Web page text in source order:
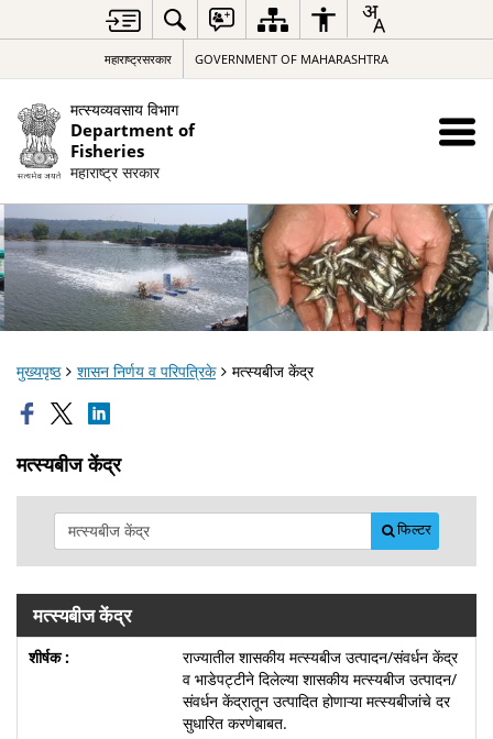
महाराष्ट्रसरकार GOVERNMENT OF MAHARASHTRA
मत्स्यव्यवसाय विभाग
Department of
Fisheries
महाराष्ट्र सरकार
मुख्यपृष्ठ शासन निर्णय व परिपत्रिके मत्स्यबीज केंद्र
मत्स्यबीज केंद्र
फिल्टर
मत्स्यबीज केंद्र
राज्यातील शासकीय मत्स्यबीज उत्पादन/संवर्धन केंद्र
व भाडेपट्टीने दिलेल्या शासकीय मत्स्यबीज उत्पादन/
संवर्धन केंद्रातून उत्पादित होणाऱ्या मत्स्यबीजांचे दर
सुधारित करणेबाबत.